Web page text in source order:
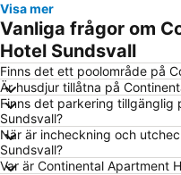
Visa mer
Vanliga frågor om
Hotel Sundsvall
Finns det ett poolområde på
Är husdjur tillåtna på
Finns det parkering tillgänglig
Sundsvall?
När är incheckning och
Sundsvall?
Var är Continental Apartment